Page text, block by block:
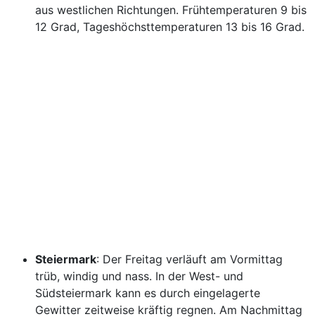
aus westlichen Richtungen. Frühtemperaturen 9 bis
12 Grad, Tageshöchsttemperaturen 13 bis 16 Grad.
Steiermark: Der Freitag verläuft am Vormittag
trüb, windig und nass. In der West- und
Südsteiermark kann es durch eingelagerte
Gewitter zeitweise kräftig regnen. Am Nachmittag